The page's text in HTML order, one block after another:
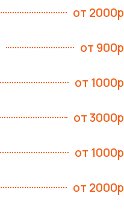
от 2000р
от 900р
от 1000р
от 3000р
от 1000р
от 2000р